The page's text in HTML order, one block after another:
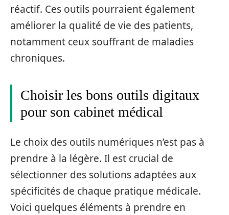
réactif. Ces outils pourraient également
améliorer la qualité de vie des patients,
notamment ceux souffrant de maladies
chroniques.
Choisir les bons outils digitaux
pour son cabinet médical
Le choix des outils numériques n’est pas à
prendre à la légère. Il est crucial de
sélectionner des solutions adaptées aux
spécificités de chaque pratique médicale.
Voici quelques éléments à prendre en